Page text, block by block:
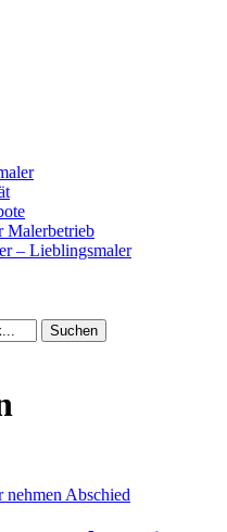
Malerbetrieb
– Lieblingsmaler
Suchen